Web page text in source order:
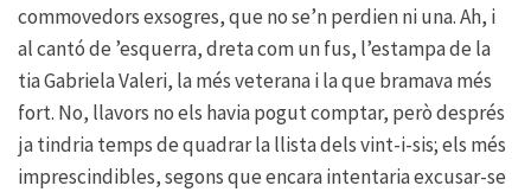
commovedors exsogres, que no se’n perdien ni una. Ah, i
al cantó de ’esquerra, dreta com un fus, l’estampa de la
tia Gabriela Valeri, la més veterana i la que bramava més
fort. No, llavors no els havia pogut comptar, però després
ja tindria temps de quadrar la llista dels vint-i-sis; els més
imprescindibles, segons que encara intentaria excusar-se